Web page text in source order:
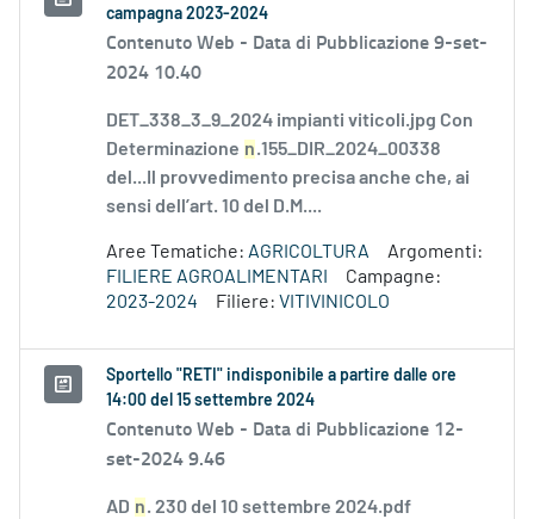
campagna 2023-2024
Contenuto Web - Data di Pubblicazione 9-set-
2024 10.40
DET_338_3_9_2024 impianti viticoli.jpg Con
Determinazione n.155_DIR_2024_00338
del...Il provvedimento precisa anche che, ai
sensi dell’art. 10 del D.M....
Aree Tematiche: AGRICOLTURA
Argomenti:
FILIERE AGROALIMENTARI
Campagne:
2023-2024
Filiere: VITIVINICOLO
Sportello "RETI" indisponibile a partire dalle ore
14:00 del 15 settembre 2024
Contenuto Web - Data di Pubblicazione 12-
set-2024 9.46
AD n. 230 del 10 settembre 2024.pdf